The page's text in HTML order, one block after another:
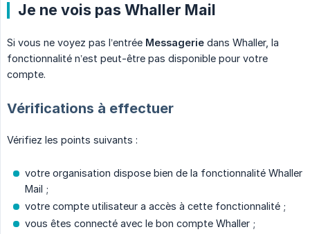
Je ne vois pas Whaller Mail
Si vous ne voyez pas l’entrée Messagerie dans Whaller, la
fonctionnalité n’est peut-être pas disponible pour votre
compte.
Vérifications à effectuer
Vérifiez les points suivants :
votre organisation dispose bien de la fonctionnalité Whaller
Mail ;
votre compte utilisateur a accès à cette fonctionnalité ;
vous êtes connecté avec le bon compte Whaller ;